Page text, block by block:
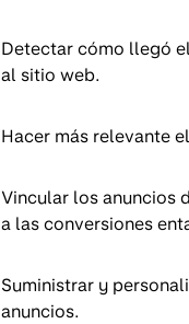
Detectar cómo llegó
al sitio web.
Hacer más relevante
Vincular los anuncios
a las conversiones
Suministrar y
anuncios.